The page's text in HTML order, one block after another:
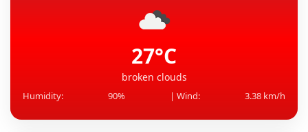
অবসরের বিষয়টি মেসির একান্তই নিজের: আর্জেন্টাইন ফুটবল
27°C
broken clouds
Humidity: 90% | Wind: 3.38 km/h